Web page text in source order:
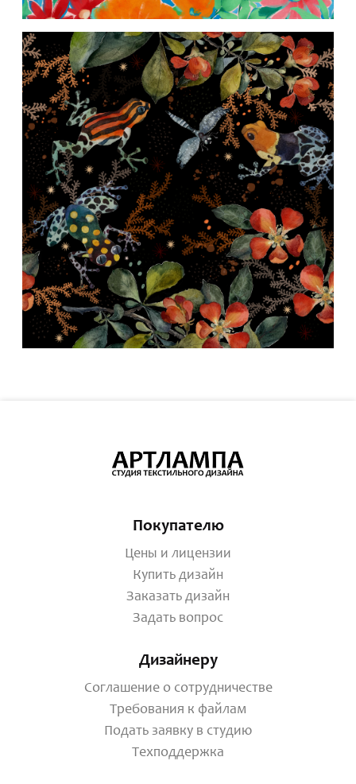
Покупателю
Цены и лицензии
Купить дизайн
Заказать дизайн
Задать вопрос
Дизайнеру
Соглашение о сотрудничестве
Требования к файлам
Подать заявку в студию
Техподдержка